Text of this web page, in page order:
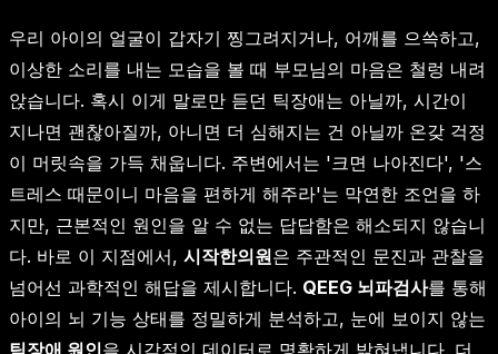
우리 아이의 얼굴이 갑자기 찡그려지거나, 어깨를 으쓱하고,
이상한 소리를 내는 모습을 볼 때 부모님의 마음은 철렁 내려
앉습니다. 혹시 이게 말로만 듣던 틱장애는 아닐까, 시간이
지나면 괜찮아질까, 아니면 더 심해지는 건 아닐까 온갖 걱정
이 머릿속을 가득 채웁니다. 주변에서는 '크면 나아진다', '스
트레스 때문이니 마음을 편하게 해주라'는 막연한 조언을 하
지만, 근본적인 원인을 알 수 없는 답답함은 해소되지 않습니
다. 바로 이 지점에서, 시작한의원은 주관적인 문진과 관찰을
넘어선 과학적인 해답을 제시합니다. QEEG 뇌파검사를 통해
아이의 뇌 기능 상태를 정밀하게 분석하고, 눈에 보이지 않는
틱장애 원인을 시각적인 데이터로 명확하게 밝혀냅니다. 더